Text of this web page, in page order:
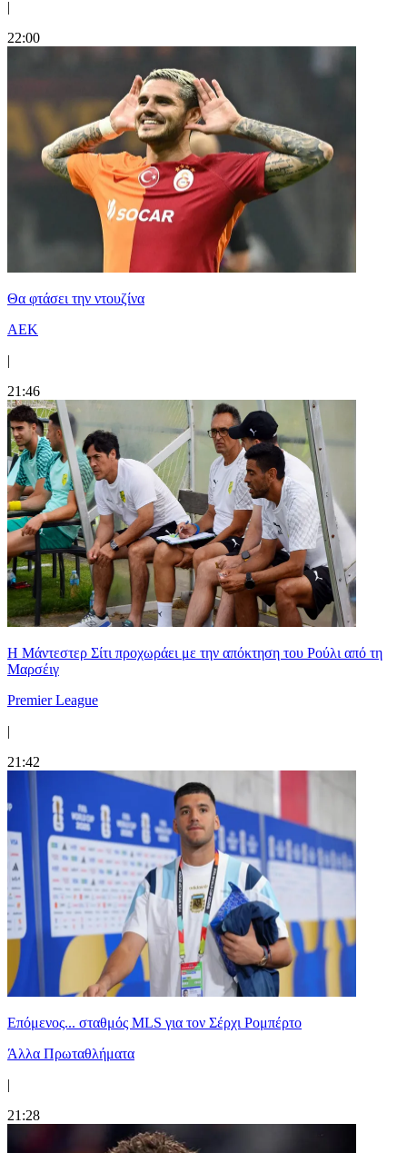
|
22:00
Θα φτάσει την ντουζίνα
ΑΕΚ
|
21:46
Η Μάντεστερ Σίτι προχωράει με την απόκτηση του Ρούλι από τη
Μαρσέιγ
Premier League
|
21:42
Επόμενος... σταθμός MLS για τον Σέρχι Ρομπέρτο
Άλλα Πρωταθλήματα
|
21:28